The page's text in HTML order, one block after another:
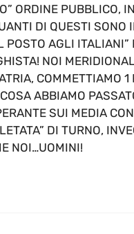
ORDINE PUBBLICO,
DI QUESTI SONO
POSTO AGLI ITALIANI”
NOI
COMMETTIAMO 1
ABBIAMO
SUI MEDIA
DI TURNO,
NOI…UOMINI!